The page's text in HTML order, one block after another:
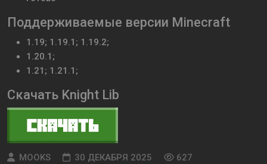
Поддерживаемые версии Minecraft
1.19; 1.19.1; 1.19.2;
1.20.1;
1.21; 1.21.1;
Скачать Knight Lib
MOOKS 30 ДЕКАБРЯ 2025 627